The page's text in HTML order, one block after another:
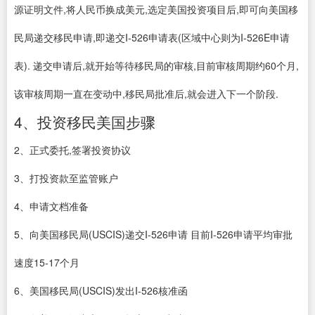
源证明文件,将人民币换成美元,选定美国投资项目后,即可向美国移
民局递交移民申请,即递交I-526申请表(区域中心则为I-526E申请
表). 递交申请后,就开始等待移民局的审核,目前审核周期约60个月,
该审核周期一直在变动中,移民局批准后,就会进入下一个阶段.
4、投资移民美国步骤
2、正式委托,签署投资协议
3、打投资款至监管账户
4、申请文档准备
5、向美国移民局(USCIS)递交I-526申请 目前I-526申请平均审批
速度15-17个月
6、美国移民局(USCIS)发出I-526核准函